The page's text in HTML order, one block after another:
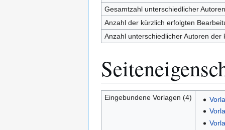
Gesamtzahl unterschiedlicher Autoren
Anzahl der kürzlich erfolgten
Anzahl unterschiedlicher Autoren
Eingebundene Vorlagen (4)